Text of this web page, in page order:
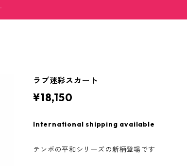
ラブ迷彩スカート
¥18,150
International shipping available
テンボの平和シリーズの新柄登場です